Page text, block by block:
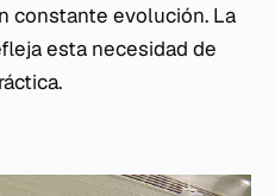
constante evolución. La
esta necesidad de